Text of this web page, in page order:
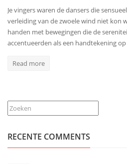
Je vingers waren de dansers die
verleiding van de zwoele wind niet kon
handen met bewegingen die de
accentueerden als een handtekening
Read more
Zoeken
RECENTE COMMENTS